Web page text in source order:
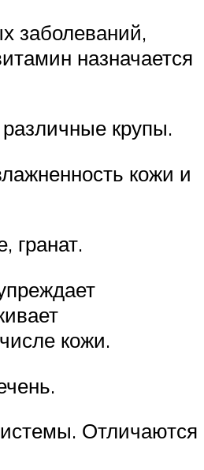
заболеваний,
назначается
крупы.
кожи и
гранат.
кожи.
Отличаются